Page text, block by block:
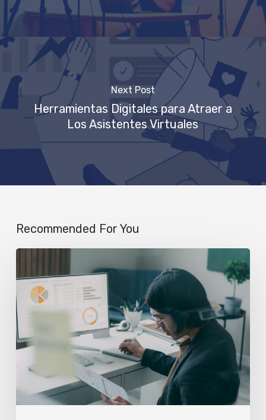
Next Post
Herramientas Digitales para Atraer a
Los Asistentes Virtuales
Recommended For You
Analytics:
El
Dashboard
como
Cockpit
en
Tiempo
Real